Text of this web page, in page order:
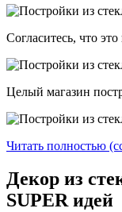
Согласитесь, что
Целый магазин
Читать полностью
Декор из
SUPER идей